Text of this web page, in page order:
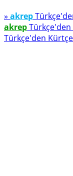
» akrep
akrepTürkçe'den
Türkçe'den